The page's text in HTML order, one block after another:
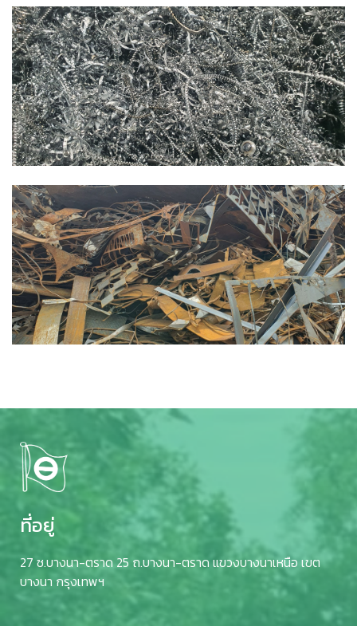
ที่อยู่
27 ซ.บางนา-ตราด 25 ถ.บางนา-ตราด แขวงบางนาเหนือ เขต
บางนา กรุงเทพฯ